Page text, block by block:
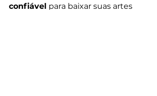
confiável para baixar suas artes